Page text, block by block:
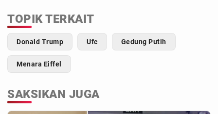
TOPIK TERKAIT
Donald Trump Ufc Gedung Putih
Menara Eiffel
SAKSIKAN JUGA